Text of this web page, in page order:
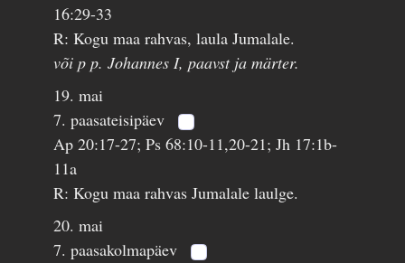
16:29-33
R: Kogu maa rahvas, laula Jumalale.
või p p. Johannes I, paavst ja märter.
19. mai
7. paasateisipäev
Ap 20:17-27; Ps 68:10-11,20-21; Jh 17:1b-
11a
R: Kogu maa rahvas Jumalale laulge.
20. mai
7. paasakolmapäev